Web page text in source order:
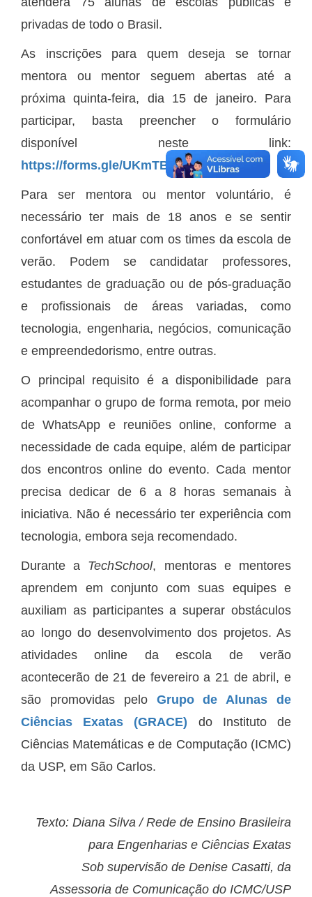
privadas de todo o Brasil.
As inscrições para quem deseja se tornar
mentora ou mentor seguem abertas até a
próxima quinta-feira, dia 15 de janeiro. Para
participar, basta preencher o formulário
disponível neste link:
https://forms.gle/UKmTBQ36cRFRjHPz7.
Para ser mentora ou mentor voluntário, é
necessário ter mais de 18 anos e se sentir
confortável em atuar com os times da escola de
verão. Podem se candidatar professores,
estudantes de graduação ou de pós-graduação
e profissionais de áreas variadas, como
tecnologia, engenharia, negócios, comunicação
e empreendedorismo, entre outras.
O principal requisito é a disponibilidade para
acompanhar o grupo de forma remota, por meio
de WhatsApp e reuniões online, conforme a
necessidade de cada equipe, além de participar
dos encontros online do evento. Cada mentor
precisa dedicar de 6 a 8 horas semanais à
iniciativa. Não é necessário ter experiência com
tecnologia, embora seja recomendado.
Durante a TechSchool, mentoras e mentores
aprendem em conjunto com suas equipes e
auxiliam as participantes a superar obstáculos
ao longo do desenvolvimento dos projetos. As
atividades online da escola de verão
acontecerão de 21 de fevereiro a 21 de abril, e
são promovidas pelo Grupo de Alunas de
Ciências Exatas (GRACE) do Instituto de
Ciências Matemáticas e de Computação (ICMC)
da USP, em São Carlos.
Texto: Diana Silva / Rede de Ensino Brasileira
para Engenharias e Ciências Exatas
Sob supervisão de Denise Casatti, da
Assessoria de Comunicação do ICMC/USP